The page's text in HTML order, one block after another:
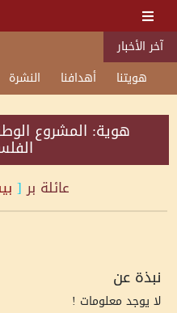
آخر الأخبار
هويتنا
أهدافنا النشرة
هوية: المشروع
عائلة بر [
نبذة عن
لا يوجد معلومات !